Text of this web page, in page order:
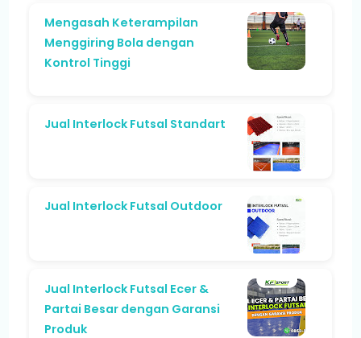
Mengasah Keterampilan
Menggiring Bola dengan
Kontrol Tinggi
Jual Interlock Futsal Standart
Jual Interlock Futsal Outdoor
Jual Interlock Futsal Ecer &
Partai Besar dengan Garansi
Produk